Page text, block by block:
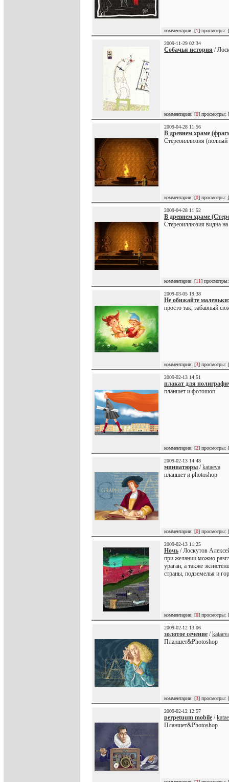
комментарии: [1] просмотры: [
2009-11-29 02:34
Собачья история /
комментарии: [0] просмотры: [
2009-04-28 11:56
В древнем храме
Стереоиллюзия (полный
комментарии: [0] просмотры: [
2009-04-28 11:52
В древнем храме
Стереоиллюзия видна
комментарии: [11]
2009-03-05 19:38
Не обижайте
просто так, забавный
комментарии: [3] просмотры: [
2009-02-13 14:51
плакат для
планшет и фотошоп
комментарии: [2] просмотры: [
2009-02-13 14:48
миниатюры /kataeva
планшет и photoshop
комментарии: [0] просмотры: [
2009-02-13 11:25
Ночь / Лоскутов
при желании можно
ураган, а также
страны, подземелья и
комментарии: [0] просмотры: [
2009-02-12 13:06
золотое сечение /
Планшет&Photoshop
комментарии: [3] просмотры: [
2009-02-12 12:57
perpetuum mobile /
Планшет&Photoshop